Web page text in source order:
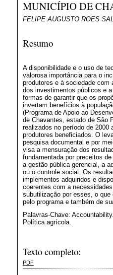
MUNICÍPIO DE
FELIPE AUGUSTO ROES
Resumo
A disponibilidade e o uso de
valorosa importância para o
produtores e à sociedade com
dos investimentos públicos e
formas de garantir que os
invertam benefícios à
(Programa de Apoio ao
de Chavantes, estado de São
realizados no período de 2000
produtores beneficiados. O
pesquisa documental e por
visa a mensuração dos
fundamentada por preceitos
a gestão pública gerencial, a
ou o controle social. Os
implementos adquiridos e
coerentes com a
subutilização por esses, o
pelo programa e também de
Palavras-Chave:
Política agrícola.
Texto completo:
PDF